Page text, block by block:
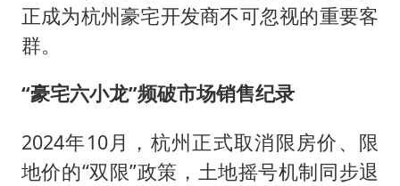
正成为杭州豪宅开发商不可忽视的重要客
群。
“豪宅六小龙”频破市场销售纪录
2024年10月，杭州正式取消限房价、限
地价的“双限”政策，土地摇号机制同步退